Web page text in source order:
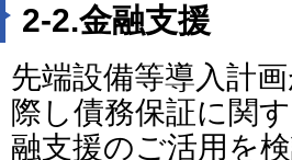
2‐2.金融支援
先端設備等導入計
際し債務保証に関
融支援のご活用を